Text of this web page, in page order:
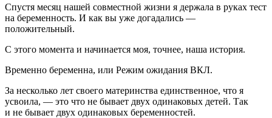
Спустя месяц нашей совместной жизни я держала в руках тест
на беременность. И как вы уже догадались —
положительный.
С этого момента и начинается моя, точнее, наша история.
Временно беременна, или Режим ожидания ВКЛ.
За несколько лет своего материнства единственное, что я
усвоила, — это что не бывает двух одинаковых детей. Так
и не бывает двух одинаковых беременностей.